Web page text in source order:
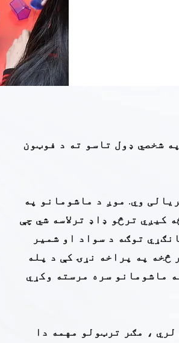
شخصي ډول تاسو ته د فوټون
وي. موږ د ماشومانو په
کیږي ترڅو ډاډ ترلاسه شي چې
توګه د سواد او شمیر
څخه په پراخه نړۍ کې د پله
ماشومانو سره مرسته وکړي
، مګر ترټولو مهمه دا